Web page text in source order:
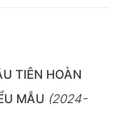
TIÊN HOÀN
MẪU (2024-